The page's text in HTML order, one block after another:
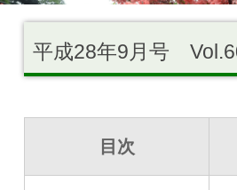
平成28年9月号
目次